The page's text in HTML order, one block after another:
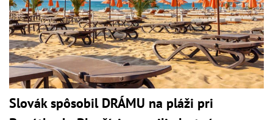
Slovák spôsobil DRÁMU na pláži pri